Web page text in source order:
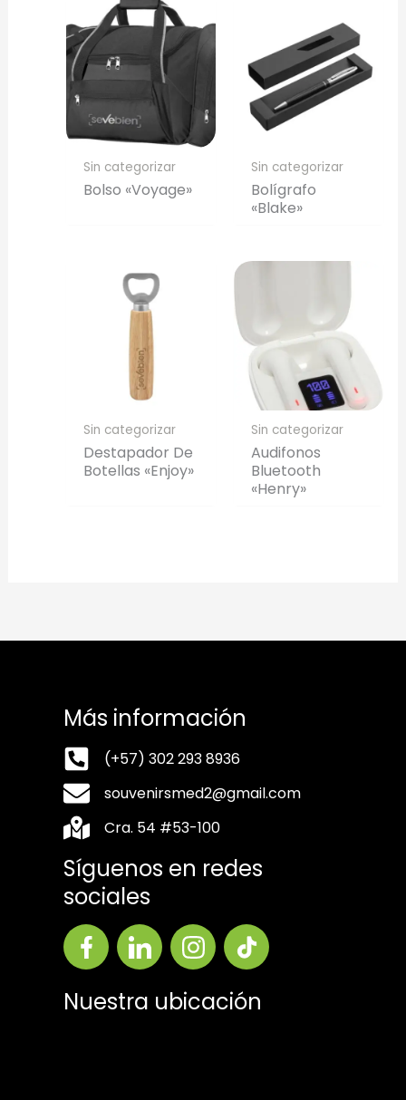
Sin categorizar
Bolso «Voyage»
Sin categorizar
Bolígrafo
«Blake»
Sin categorizar
Destapador De
Botellas «Enjoy»
Sin categorizar
Audifonos
Bluetooth
«Henry»
Más información
(+57) 302 293 8936
souvenirsmed2@gmail.com
Cra. 54 #53-100
Síguenos en redes
sociales
Nuestra ubicación